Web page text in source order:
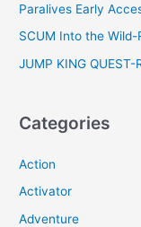
Paralives Early
SCUM Into the Wild-
JUMP KING QUEST-
Categories
Action
Activator
Adventure